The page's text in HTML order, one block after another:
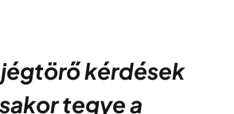
kérdések
tegye a